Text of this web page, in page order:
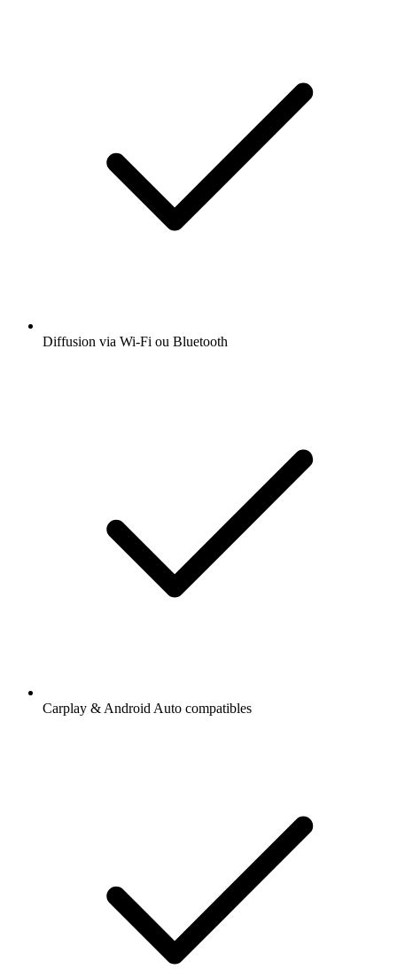
Diffusion via Wi-Fi ou Bluetooth
Carplay & Android Auto compatibles